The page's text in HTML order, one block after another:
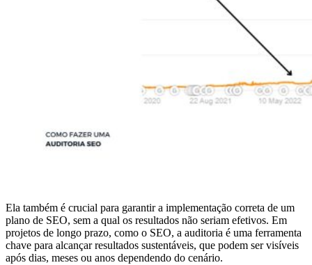
Ela também é crucial para garantir a implementação correta de um
plano de SEO, sem a qual os resultados não seriam efetivos. Em
projetos de longo prazo, como o SEO, a auditoria é uma ferramenta
chave para alcançar resultados sustentáveis, que podem ser visíveis
após dias, meses ou anos dependendo do cenário.